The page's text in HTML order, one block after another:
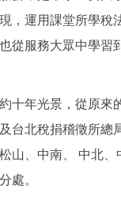
，運用課堂所學稅
從服務大眾中學習
十年光景，從原來
台北稅捐稽徵所總
山、中南、 中北、
處。